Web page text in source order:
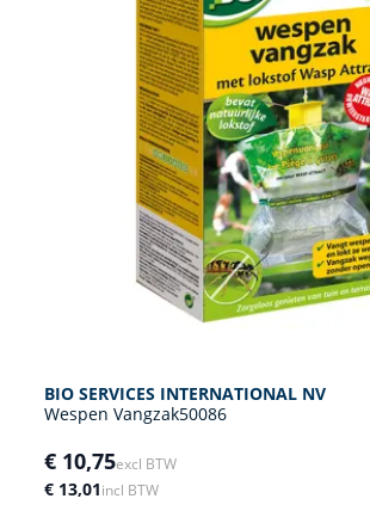
BIO SERVICES INTERNATIONAL NV
Wespen Vangzak50086
€ 10,75excl BTW
€ 13,01incl BTW